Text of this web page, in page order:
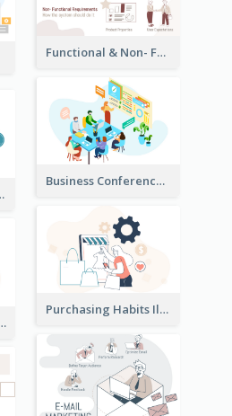
Functional & Non- Functional Requirements Illustration
Business Conference Illustration
Illustration
Purchasing Habits Illustration
Illustration